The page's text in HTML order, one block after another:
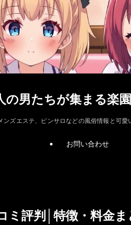
の男たちが集まる楽
ズエステ、ピンサロなどの風俗情報と可
お問い合わせ
ミ評判│特徴・料金ま